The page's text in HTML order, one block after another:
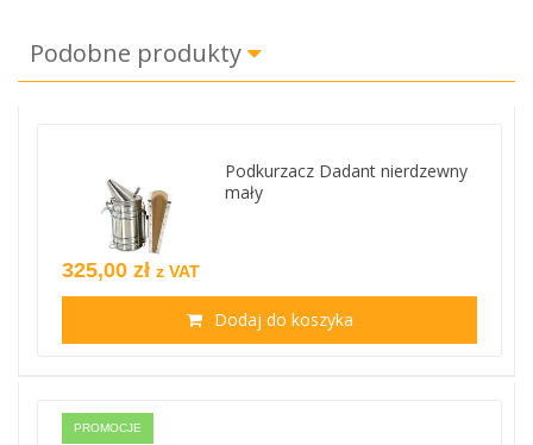
Podobne produkty
Podkurzacz Dadant nierdzewny
mały
325,00 zł z VAT
Dodaj do koszyka
PROMOCJE